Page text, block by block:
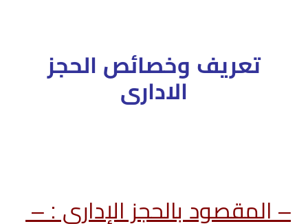
تعريف وخصائص الحجز
الادارى
– المقصود بالحجز الإدارى : –